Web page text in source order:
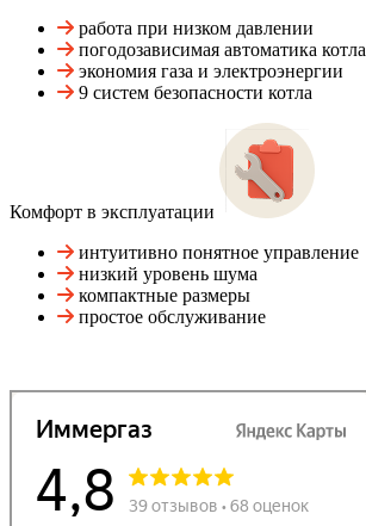
работа при низком давлении
погодозависимая автоматика котла
экономия газа и электроэнергии
9 систем безопасности котла
Комфорт в эксплуатации
интуитивно понятное управление
низкий уровень шума
компактные размеры
простое обслуживание